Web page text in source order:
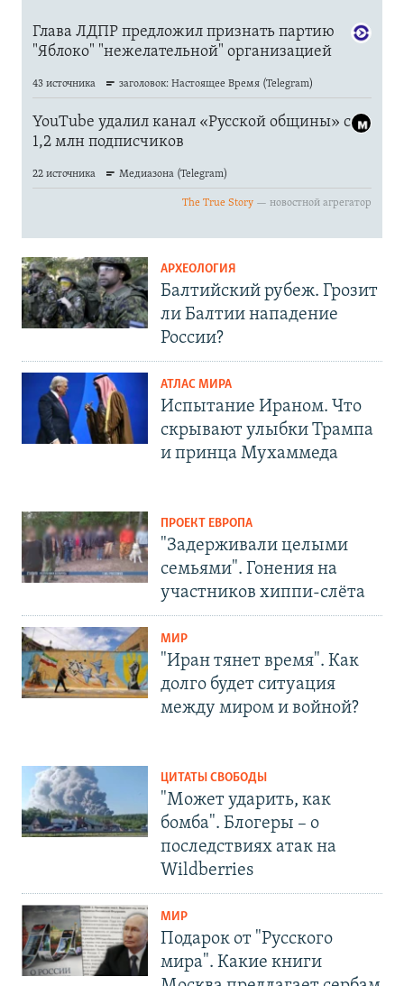
АРХЕОЛОГИЯ
Балтийский рубеж. Грозит
ли Балтии нападение
России?
АТЛАС МИРА
Испытание Ираном. Что
скрывают улыбки Трампа
и принца Мухаммеда
ПРОЕКТ ЕВРОПА
"Задерживали целыми
семьями". Гонения на
участников хиппи-слёта
МИР
"Иран тянет время". Как
долго будет ситуация
между миром и войной?
ЦИТАТЫ СВОБОДЫ
"Может ударить, как
бомба". Блогеры – о
последствиях атак на
Wildberries
МИР
Подарок от "Русского
мира". Какие книги